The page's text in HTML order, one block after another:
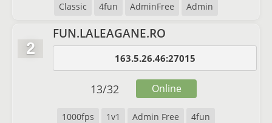
Classic 4fun AdminFree Admin
2
FUN.LALEAGANE.RO
163.5.26.46:27015
1000fps 1v1 Admin Free 4fun
13/32 Online